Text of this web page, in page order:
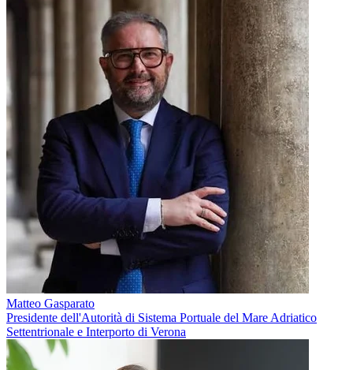
Matteo Gasparato
Presidente dell'Autorità di Sistema Portuale del Mare Adriatico
Settentrionale e Interporto di Verona